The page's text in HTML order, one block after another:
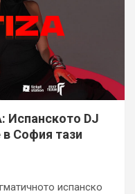
Испанското DJ
в София тази
испанско